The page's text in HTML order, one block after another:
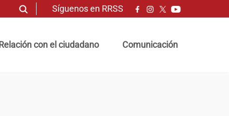
Síguenos en RRSS
Relación con el ciudadano Comunicación